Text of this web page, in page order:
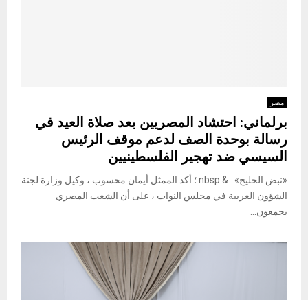
مصر
برلماني: احتشاد المصريين بعد صلاة العيد في
رسالة بوحدة الصف لدعم موقف الرئيس
السيسي ضد تهجير الفلسطينيين
«نبض الخليج» & nbsp ؛ أكد الممثل أيمان محسوب ، وكيل وزارة لجنة
الشؤون العربية في مجلس النواب ، على أن الشعب المصري
يجمعون...